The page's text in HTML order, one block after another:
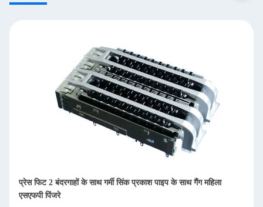
गैंग महिला
उच्च प्रदर्शन एसएफपी पिंजरे कनेक्टर 1 x 1 एकल पोर्ट 3 डी पैर